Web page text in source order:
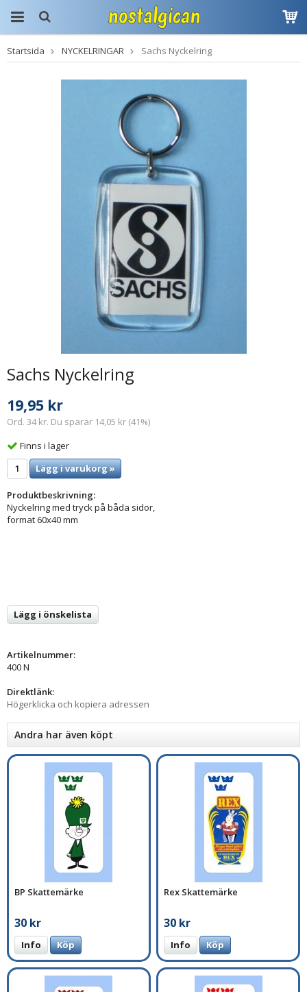
Produkten har blivit
tillagd i varukorgen
Startsida NYCKELRINGAR Sachs Nyckelring
Sachs Nyckelring
19,95 kr
Ord. 34 kr. Du sparar 14,05 kr (41%)
Finns i lager
Lägg i varukorg »
Produktbeskrivning:
Nyckelring med tryck på båda sidor,
format 60x40 mm
Lägg i önskelista
Artikelnummer:
400 N
Direktlänk:
Högerklicka och kopiera adressen
Andra har även köpt
BP Skattemärke
30 kr
Info Köp
Rex Skattemärke
30 kr
Info Köp